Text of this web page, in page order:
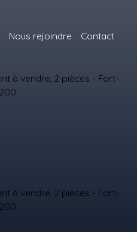
Nous rejoindre Contact